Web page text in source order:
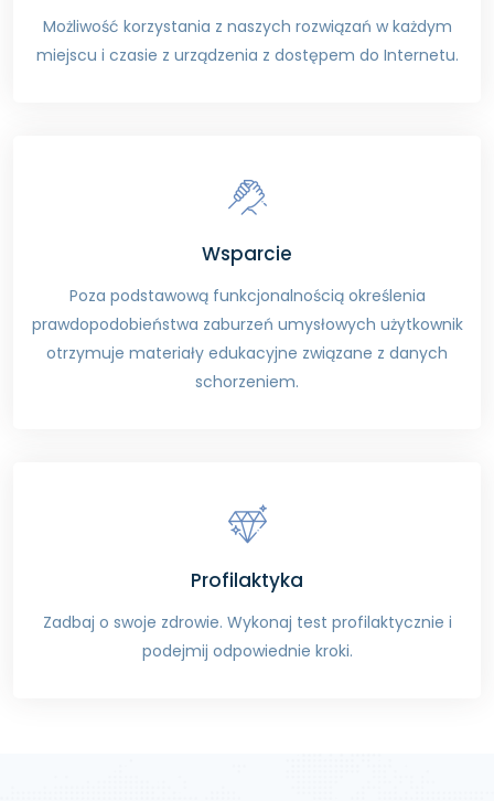
Możliwość korzystania z naszych rozwiązań w każdym
miejscu i czasie z urządzenia z dostępem do Internetu.
Wsparcie
Poza podstawową funkcjonalnością określenia
prawdopodobieństwa zaburzeń umysłowych użytkownik
otrzymuje materiały edukacyjne związane z danych
schorzeniem.
Profilaktyka
Zadbaj o swoje zdrowie. Wykonaj test profilaktycznie i
podejmij odpowiednie kroki.